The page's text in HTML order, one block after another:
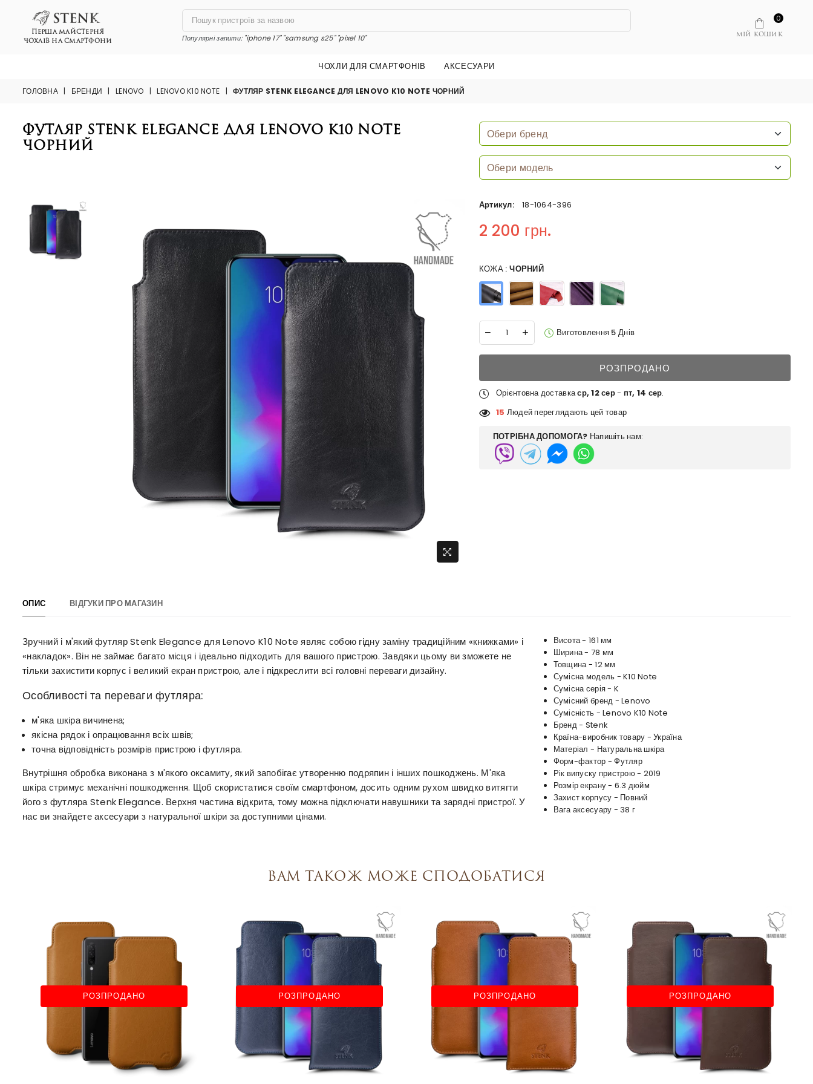
ПЕРША МАЙСТЕРНЯ
ЧОХЛІВ НА СМАРТФОНИ
Популярні запити:"iphone 17" "samsung s25" "pixel 10" МІЙ КОШИК
0
ЧОХЛИ ДЛЯ СМАРТФОНІВ АКСЕСУАРИ
ГОЛОВНА | БРЕНДИ | LENOVO | LENOVO K10 NOTE | ФУТЛЯР STENK ELEGANCE ДЛЯ LENOVO K10 NOTE ЧОРНИЙ
Футляр Stenk Elegance для Lenovo K10 Note
Чорний
Артикул: 18-1064-396
Regular price
2 200 грн.
КОЖА : ЧОРНИЙ
Виготовлення 5 Днів
РОЗПРОДАНО
Орієнтовна доставкаср, 12 сер- пт, 14 сер.
15 Людей переглядають цей товар
ПОТРІБНА ДОПОМОГА? Напишіть нам:
ОПИС ВІДГУКИ ПРО МАГАЗИН
Зручний і м'який футляр Stenk Elegance для Lenovo K10 Note являє собою гідну заміну традиційним «книжками» і
«накладок». Він не займає багато місця і ідеально підходить для вашого пристрою. Завдяки цьому ви зможете не
тільки захистити корпус і великий екран пристрою, але і підкреслити всі головні переваги дизайну.
Особливості та переваги футляра:
м'яка шкіра вичинена;
якісна рядок і опрацювання всіх швів;
точна відповідність розмірів пристрою і футляра.
Внутрішня обробка виконана з м'якого оксамиту, який запобігає утворенню подряпин і інших пошкоджень. М'яка
шкіра стримує механічні пошкодження. Щоб скористатися своїм смартфоном, досить одним рухом швидко витягти
його з футляра Stenk Elegance. Верхня частина відкрита, тому можна підключати навушники та зарядні пристрої. У
нас ви знайдете аксесуари з натуральної шкіри за доступними цінами.
Висота - 161 мм
Ширина - 78 мм
Товщина - 12 мм
Сумісна модель - K10 Note
Сумісна серія - K
Сумісний бренд - Lenovo
Сумісність - Lenovo K10 Note
Бренд - Stenk
Країна-виробник товару - Україна
Матеріал - Натуральна шкіра
Форм-фактор - Футляр
Рік випуску пристрою - 2019
Розмір екрану - 6.3 дюйм
Захист корпусу - Повний
Вага аксесуару - 38 г
Вам також може сподобатися
РОЗПРОДАНО РОЗПРОДАНО РОЗПРОДАНО РОЗПРОДАНО